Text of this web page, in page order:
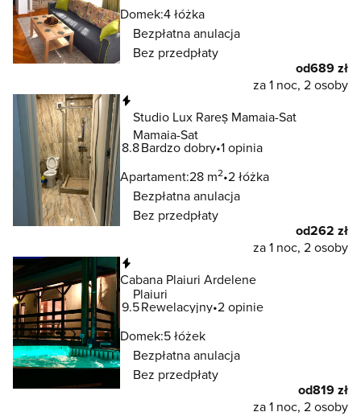
Domek:4 łóżka
Bezpłatna anulacja
Bez przedpłaty
od689 zł
za 1 noc, 2 osoby
Studio Lux Rareș Mamaia-Sat
Mamaia-Sat
8.8Bardzo dobry 1 opinia
Apartament:28 m2 2 łóżka
Bezpłatna anulacja
Bez przedpłaty
od262 zł
za 1 noc, 2 osoby
Cabana Plaiuri Ardelene
Plaiuri
9.5Rewelacyjny 2 opinie
Domek:5 łóżek
Bezpłatna anulacja
Bez przedpłaty
od819 zł
za 1 noc, 2 osoby